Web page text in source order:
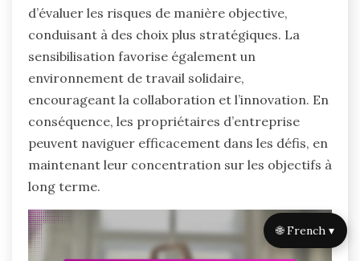
d’évaluer les risques de manière objective,
conduisant à des choix plus stratégiques. La
sensibilisation favorise également un
environnement de travail solidaire,
encourageant la collaboration et l’innovation. En
conséquence, les propriétaires d’entreprise
peuvent naviguer efficacement dans les défis, en
maintenant leur concentration sur les objectifs à
long terme.
🌐 French ▾